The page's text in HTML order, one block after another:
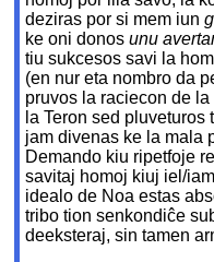
deziras por si mem iun
ke oni donosunu
tiu sukcesos savi la
(en nur eta nombro da
pruvos la raciecon de
la Teron sed
jam divenas ke la mala
Demando kiu ripetfoje
savitaj homoj kiuj iel/
idealo de Noa estas
tribo tion senkondiĉe
deeksteraj, sin tamen